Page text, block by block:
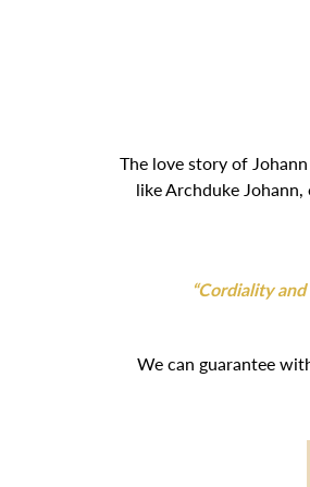
The love story of
like Archduke
“Cordiality
We can guarantee